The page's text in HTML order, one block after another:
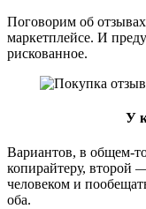
Поговорим об
маркетплейсе. И
рискованное.
У
Вариантов, в общем-
копирайтеру, второй
человеком и
оба.